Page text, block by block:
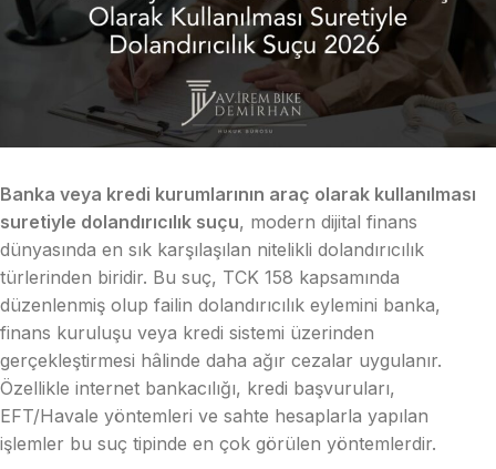
Banka veya kredi kurumlarının araç olarak kullanılması
suretiyle dolandırıcılık suçu, modern dijital finans
dünyasında en sık karşılaşılan nitelikli dolandırıcılık
türlerinden biridir. Bu suç, TCK 158 kapsamında
düzenlenmiş olup failin dolandırıcılık eylemini banka,
finans kuruluşu veya kredi sistemi üzerinden
gerçekleştirmesi hâlinde daha ağır cezalar uygulanır.
Özellikle internet bankacılığı, kredi başvuruları,
EFT/Havale yöntemleri ve sahte hesaplarla yapılan
işlemler bu suç tipinde en çok görülen yöntemlerdir.